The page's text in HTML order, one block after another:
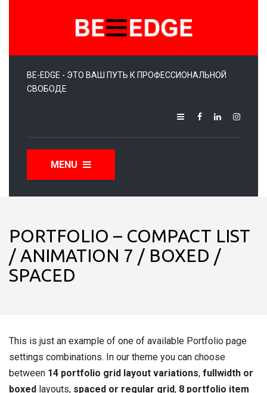
BE-EDGE - ЭТО ВАШ ПУТЬ К ПРОФЕССИОНАЛЬНОЙ
СВОБОДЕ
MENU
PORTFOLIO – COMPACT LIST
/ ANIMATION 7 / BOXED /
SPACED
This is just an example of one of available Portfolio page
settings combinations. In our theme you can choose
between 14 portfolio grid layout variations, fullwidth or
boxed layouts, spaced or regular grid, 8 portfolio item